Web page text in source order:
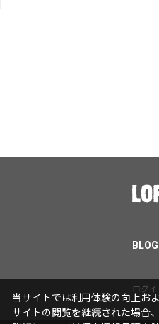
BLOG
ログ
当サイトでは利用体験の向上お
サイトの閲覧を継続された場合